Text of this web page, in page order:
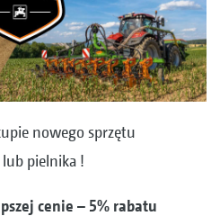
nowego sprzętu
pielnika !
cenie – 5% rabatu